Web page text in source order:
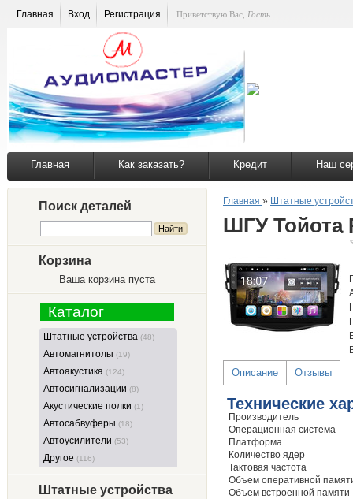
Главная Вход Регистрация Приветствую Вас Гость
Главная Как заказать? Кредит Наш
Поиск деталей
Корзина
Ваша корзина пуста
Каталог
Штатные устройства (48)
Автомагнитолы (19)
Автоакустика (124)
Автосигнализации (8)
Акустические полки (1)
Автосабвуферы (18)
Автоусилители (53)
Другое (116)
Штатные устройства
Главная » Штатные
ШГУ Тойота
Описание Отзывы
Технические
Производитель
Операционная система
Платформа
Количество ядер
Тактовая частота
Объем оперативной
Объем встроенной памяти